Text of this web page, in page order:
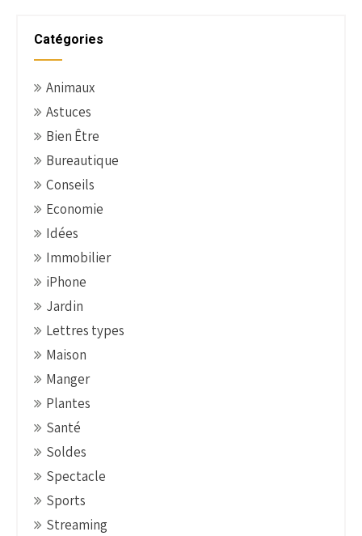
Catégories
Animaux
Astuces
Bien Être
Bureautique
Conseils
Economie
Idées
Immobilier
iPhone
Jardin
Lettres types
Maison
Manger
Plantes
Santé
Soldes
Spectacle
Sports
Streaming